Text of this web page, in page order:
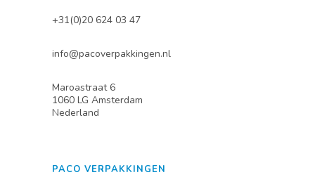
+31(0)20 624 03 47
info@pacoverpakkingen.nl
Maroastraat 6
1060 LG Amsterdam
Nederland
PACO VERPAKKINGEN